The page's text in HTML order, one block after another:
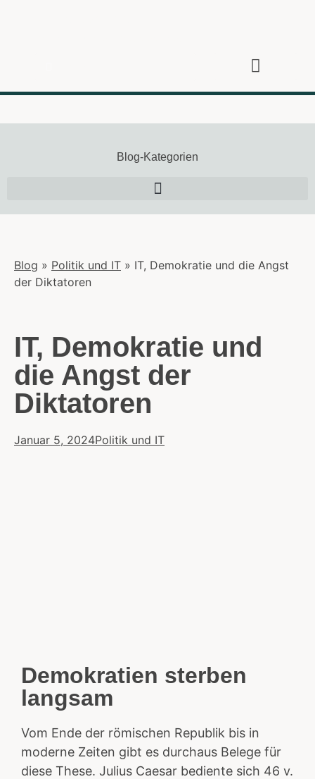
Blog-Kategorien
Blog » Politik und IT » IT, Demokratie und die Angst
der Diktatoren
IT, Demokratie und
die Angst der
Diktatoren
Januar 5, 2024Politik und IT
Demokratien sterben
langsam
Vom Ende der römischen Republik bis in
moderne Zeiten gibt es durchaus Belege für
diese These. Julius Caesar bediente sich 46 v.